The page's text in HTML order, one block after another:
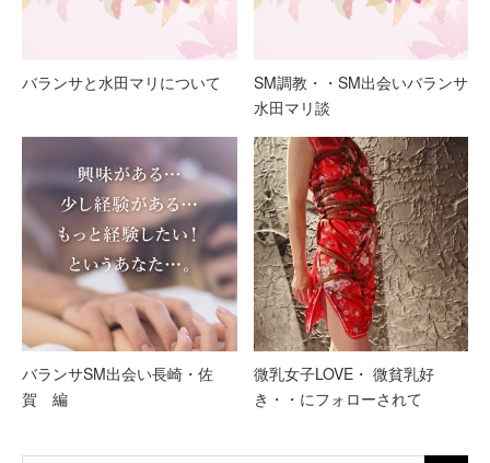
バランサと水田マリについて
SM調教・・SM出会いバランサ
水田マリ談
バランサSM出会い長崎・佐
賀 編
微乳女子LOVE・ 微貧乳好
き・・にフォローされて